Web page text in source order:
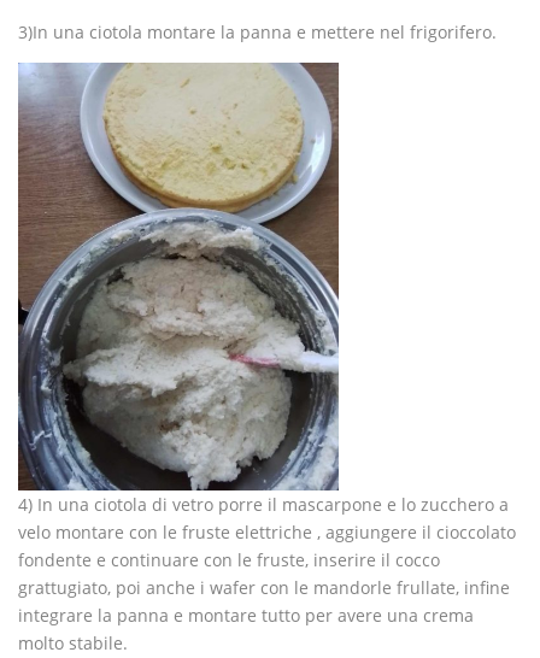
3)In una ciotola montare la panna e mettere nel frigorifero.
4) In una ciotola di vetro porre il mascarpone e lo zucchero a
velo montare con le fruste elettriche , aggiungere il cioccolato
fondente e continuare con le fruste, inserire il cocco
grattugiato, poi anche i wafer con le mandorle frullate, infine
integrare la panna e montare tutto per avere una crema
molto stabile.